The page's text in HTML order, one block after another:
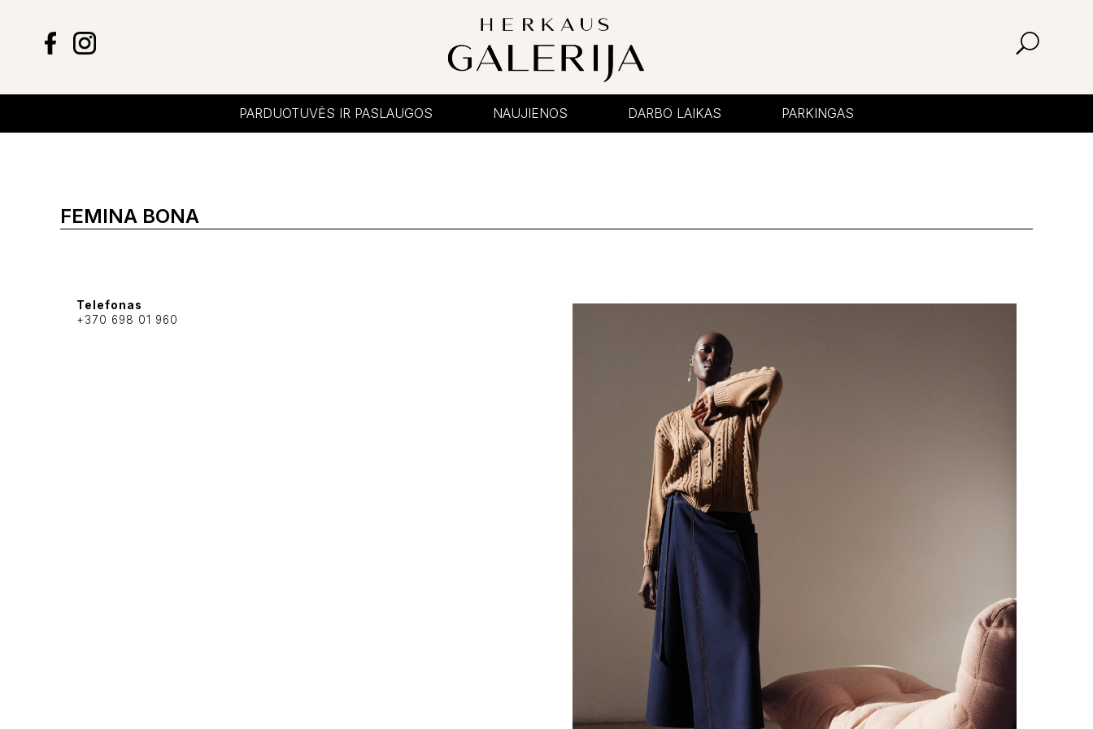
PARDUOTUVĖS IR PASLAUGOS NAUJIENOS DARBO LAIKAS PARKINGAS
FEMINA BONA
Telefonas
+370 698 01 960